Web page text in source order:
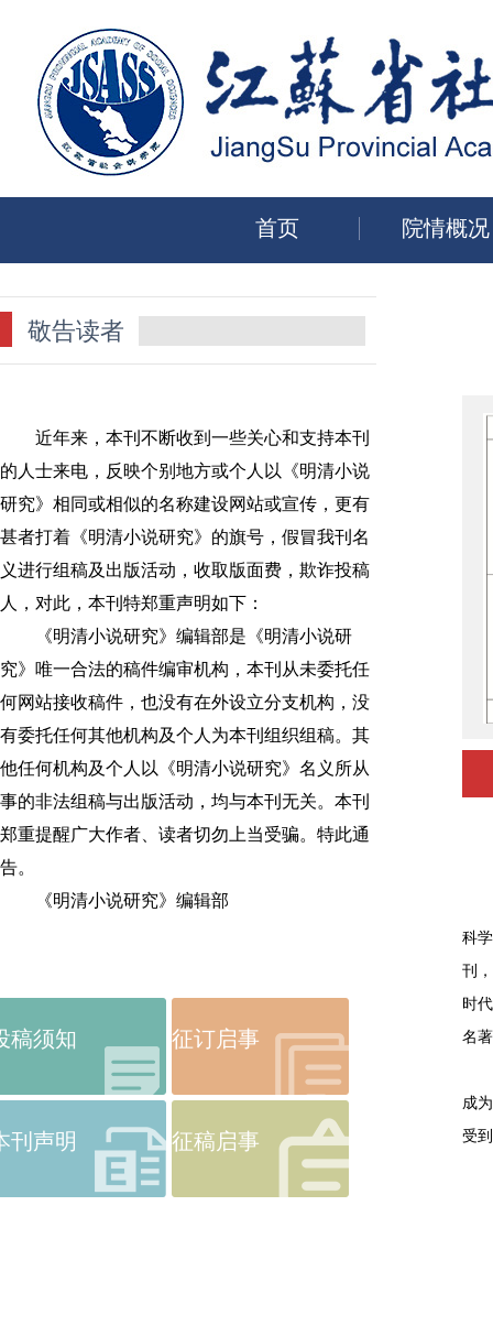
首页 院情概况
敬告读者
近年来，本刊不断收到一些关心和支持本刊
的人士来电，反映个别地方或个人以《明清小说
研究》相同或相似的名称建设网站或宣传，更有
甚者打着《明清小说研究》的旗号，假冒我刊名
义进行组稿及出版活动，收取版面费，欺诈投稿
人，对此，本刊特郑重声明如下：
《明清小说研究》编辑部是《明清小说研
究》唯一合法的稿件编审机构，本刊从未委托任
何网站接收稿件，也没有在外设立分支机构，没
有委托任何其他机构及个人为本刊组织组稿。其
他任何机构及个人以《明清小说研究》名义所从
事的非法组稿与出版活动，均与本刊无关。本刊
郑重提醒广大作者、读者切勿上当受骗。特此通
告。
《明清小说研究》编辑部
稿须知 征订启事
刊声明 征稿启事
科
刊
时
名
成
受